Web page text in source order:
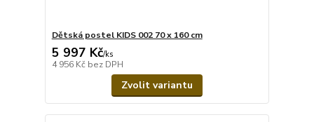
Dětská postel KIDS 002 70 x 160 cm
5 997 Kč/ks
4 956 Kč bez DPH
Zvolit variantu